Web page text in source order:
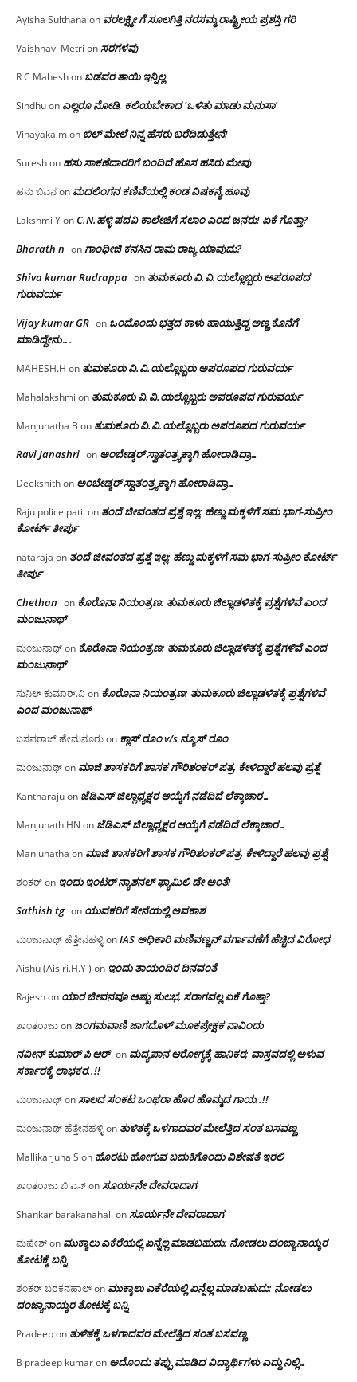
Ayisha Sulthana on ವರಲಕ್ಷ್ಮೀ ಗೆ ಸೂಲಗಿತ್ತಿ ನರಸಮ್ಮ‌ ರಾಷ್ಟ್ರೀಯ ಪ್ರಶಸ್ತಿ ಗರಿ
Vaishnavi Metri onಸರಗಳವು
R C Maheshon ಬಡವರ ತಾಯಿ ಇನ್ನಿಲ್ಲ
Sindhuon ಎಲ್ಲರೂ ನೋಡಿ, ಕಲಿಯಬೇಕಾದ ‘ಒಳಿತು ಮಾಡು ಮನುಸಾ’
Vinayaka mon ಬಿಲ್ ಮೇಲೆ ನಿನ್ನ ಹೆಸರು ಬರೆದಿಡುತ್ತೇನೆ!
Sureshon ಹಸು ಸಾಕಣೆದಾರರಿಗೆ ಬಂದಿದೆ ಹೊಸ ಹಸಿರು ಮೇವು
ಹನು ಬಿಎನon ಮದಲಿಂಗನ ಕಣಿವೆಯಲ್ಲಿ ಕಂಡ ವಿಷಕನ್ಯೆ ಹೂವು
Lakshmi YonC.N.ಹಳ್ಳಿ ಪದವಿ ಕಾಲೇಜಿಗೆ ಸಲಾಂ‌ ಎಂದ ಜನರು! ಏಕೆ ಗೊತ್ತಾ?
Bharath n onಗಾಂಧೀಜಿ ಕನಸಿನ ರಾಮ ರಾಜ್ಯ ಯಾವುದು?
Shiva kumar Rudrappa on ತುಮಕೂರು‌ ವಿ.ವಿ.ಯಲ್ಲೊಬ್ಬರು ಅಪರೂಪದ
ಗುರುವರ್ಯ
Vijay kumar GR on ಒಂದೊಂದು ಭತ್ತದ ಕಾಳು ಹಾಯುತ್ತಿದ್ದ ಅಣ್ಣ ಕೊನೆಗೆ
ಮಾಡಿದ್ದೇನು….
MAHESH.H on ತುಮಕೂರು‌ ವಿ.ವಿ.ಯಲ್ಲೊಬ್ಬರು ಅಪರೂಪದ ಗುರುವರ್ಯ
Mahalakshmi on ತುಮಕೂರು‌ ವಿ.ವಿ.ಯಲ್ಲೊಬ್ಬರು ಅಪರೂಪದ ಗುರುವರ್ಯ
Manjunatha B on ತುಮಕೂರು‌ ವಿ.ವಿ.ಯಲ್ಲೊಬ್ಬರು ಅಪರೂಪದ ಗುರುವರ್ಯ
Ravi Janashri on ಅಂಬೇಡ್ಕರ್ ಸ್ವಾತಂತ್ರ್ಯಕ್ಕಾಗಿ ಹೋರಾಡಿದ್ರಾ…
Deekshithon ಅಂಬೇಡ್ಕರ್ ಸ್ವಾತಂತ್ರ್ಯಕ್ಕಾಗಿ ಹೋರಾಡಿದ್ರಾ…
Raju police patil on ತಂದೆ ಜೀವಂತದ ಪ್ರಶ್ನೆ ಇಲ್ಲ: ಹೆಣ್ಣು ಮಕ್ಕಳಿಗೆ ಸಮ ಭಾಗ-ಸುಪ್ರೀಂ
ಕೋರ್ಟ್ ತೀರ್ಪು
nataraja on ತಂದೆ ಜೀವಂತದ ಪ್ರಶ್ನೆ ಇಲ್ಲ: ಹೆಣ್ಣು ಮಕ್ಕಳಿಗೆ ಸಮ ಭಾಗ-ಸುಪ್ರೀಂ ಕೋರ್ಟ್
ತೀರ್ಪು
Chethan on ಕೊರೊನಾ ನಿಯಂತ್ರಣ: ತುಮಕೂರು ಜಿಲ್ಲಾಡಳಿತಕ್ಕೆ ಪ್ರಶ್ನೆಗಳಿವೆ ಎಂದ
ಮಂಜು‌ನಾಥ್
ಮಂಜುನಾಥ್on ಕೊರೊನಾ ನಿಯಂತ್ರಣ: ತುಮಕೂರು ಜಿಲ್ಲಾಡಳಿತಕ್ಕೆ ಪ್ರಶ್ನೆಗಳಿವೆ ಎಂದ
ಮಂಜು‌ನಾಥ್
ಸುನಿಲ್ ಕುಮಾರ್.ವಿon ಕೊರೊನಾ ನಿಯಂತ್ರಣ: ತುಮಕೂರು ಜಿಲ್ಲಾಡಳಿತಕ್ಕೆ ಪ್ರಶ್ನೆಗಳಿವೆ
ಎಂದ ಮಂಜು‌ನಾಥ್
ಬಸವರಾಜ್ ಹೇಮನೂರುon ಕ್ಲಾಸ್ ರೂಂ v/s ನ್ಯೂಸ್ ರೂಂ
ಮಂಜುನಾಥ್on ಮಾಜಿ ಶಾಸಕರಿಗೆ ಶಾಸಕ ಗೌರಿಶಂಕರ್ ಪತ್ರ, ಕೇಳಿದ್ದಾರೆ ಹಲವು ಪ್ರಶ್ನೆ
Kantharajuon ಜೆಡಿಎಸ್ ಜಿಲ್ಲಾಧ್ಯಕ್ಷರ ಆಯ್ಕೆಗೆ ನಡೆದಿದೆ ಲೆಕ್ಕಾಚಾರ…
Manjunath HN on ಜೆಡಿಎಸ್ ಜಿಲ್ಲಾಧ್ಯಕ್ಷರ ಆಯ್ಕೆಗೆ ನಡೆದಿದೆ ಲೆಕ್ಕಾಚಾರ…
Manjunatha on ಮಾಜಿ ಶಾಸಕರಿಗೆ ಶಾಸಕ ಗೌರಿಶಂಕರ್ ಪತ್ರ, ಕೇಳಿದ್ದಾರೆ ಹಲವು ಪ್ರಶ್ನೆ
ಶಂಕರ್on ಇಂದು ಇಂಟರ್ ನ್ಯಾಶನಲ್ ಫ್ಯಾಮಿಲಿ ಡೇ ಅಂತೆ!
Sathish tg on ಯುವಕರಿಗೆ ಸೇನೆಯಲ್ಲಿ ಅವಕಾಶ
ಮಂಜುನಾಥ್ ಹೆತ್ತೇನಹಳ್ಳಿonIAS ಅಧಿಕಾರಿ ಮಣಿವಣ್ಣನ್ ವರ್ಗಾವಣೆಗೆ ಹೆಚ್ಚಿದ‌ ವಿರೋಧ
Aishu (Aisiri.H.Y ) on ಇಂದು ತಾಯಂದಿರ ದಿನವಂತೆ
Rajeshon ಯಾರ ಜೀವನವೂ ಅಷ್ಟು ಸುಲಭ, ಸರಾಗವಲ್ಲ ಏಕೆ ಗೊತ್ತಾ?
ಶಾಂತರಾಜುon ಜಂಗಮವಾಣಿ ಜಾಗದೊಳ್ ಮೂಕಪ್ರೇಕ್ಷಕ ನಾವಿಂದು
ನವೀನ್ ಕುಮಾರ್ ಪಿ ಆರ್ on ಮದ್ಯಪಾನ ಆರೋಗ್ಯಕ್ಕೆ ಹಾನಿಕರ; ವಾಸ್ತವದಲ್ಲಿ ಅಳುವ
ಸರ್ಕಾರಕ್ಕೆ ಲಾಭಕರ..!!
ಮಂಜುನಾಥ್onಸಾಲದ ಸಂಕಟ ಒಂಥರಾ ಹೊರ ಹೊಮ್ಮದ ಗಾಯ..!!
ಮಂಜುನಾಥ್ ಹೆತ್ತೇನಹಳ್ಳಿon ತುಳಿತಕ್ಕೆ ಒಳಗಾದವರ ಮೇಲೆತ್ತಿದ ಸಂತ ಬಸವಣ್ಣ
Mallikarjuna S on ಹೊರಟು ಹೋಗುವ ಬದುಕಿಗೊಂದು ವಿಶೇಷತೆ ಇರಲಿ
ಶಾಂತರಾಜು ಬಿ ಎಸ್onಸೂರ್ಯನೇ ದೇವರಾದಾಗ
Shankar barakanahall onಸೂರ್ಯನೇ ದೇವರಾದಾಗ
ಮಹೇಶ್on ಮುಕ್ಕಾಲು ಎಕೆರೆಯಲ್ಲಿ ಏನ್ನೆಲ್ಲ‌ ಮಾಡಬಹುದು: ನೋಡಲು ದಂಜ್ಯಾನಾಯ್ಕರ
ತೋಟಕ್ಕೆ ಬನ್ನಿ
ಶಂಕರ್ ಬರಕನಹಾಲ್on ಮುಕ್ಕಾಲು ಎಕೆರೆಯಲ್ಲಿ ಏನ್ನೆಲ್ಲ‌ ಮಾಡಬಹುದು: ನೋಡಲು
ದಂಜ್ಯಾನಾಯ್ಕರ ತೋಟಕ್ಕೆ ಬನ್ನಿ
Pradeepon ತುಳಿತಕ್ಕೆ ಒಳಗಾದವರ ಮೇಲೆತ್ತಿದ ಸಂತ ಬಸವಣ್ಣ
B pradeep kumaron ಅದೊಂದು ತಪ್ಪು ಮಾಡಿದ ವಿದ್ಯಾರ್ಥಿಗಳು ಎದ್ದು ನಿಲ್ಲಿ…